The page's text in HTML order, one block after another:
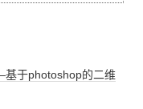
基于photoshop的二维